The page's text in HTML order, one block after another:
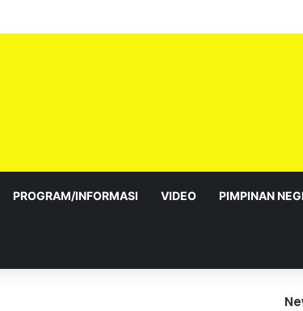
PROGRAM/INFORMASI VIDEO PIMPINAN